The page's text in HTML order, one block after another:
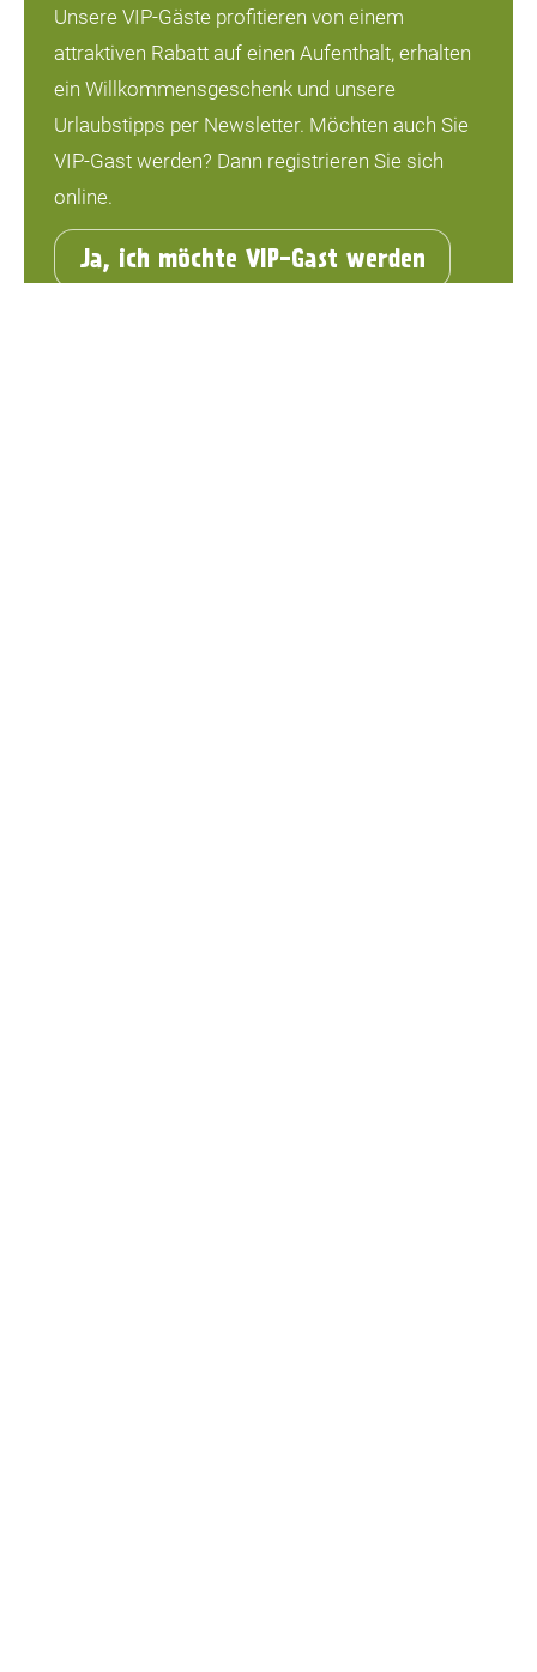
Unsere VIP-Gäste profitieren von einem
attraktiven Rabatt auf einen Aufenthalt, erhalten
ein Willkommensgeschenk und unsere
Urlaubstipps per Newsletter. Möchten auch Sie
VIP-Gast werden? Dann registrieren Sie sich
online.
Ja, ich möchte VIP-Gast werden